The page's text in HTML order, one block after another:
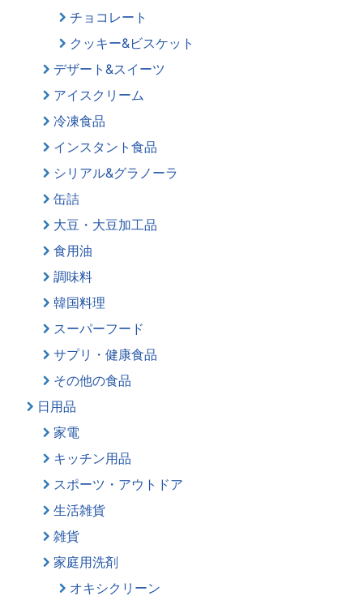
チョコレート
クッキー&ビスケット
デザート&スイーツ
アイスクリーム
冷凍食品
インスタント食品
シリアル&グラノーラ
缶詰
大豆・大豆加工品
食用油
調味料
韓国料理
スーパーフード
サプリ・健康食品
その他の食品
日用品
家電
キッチン用品
スポーツ・アウトドア
生活雑貨
雑貨
家庭用洗剤
オキシクリーン